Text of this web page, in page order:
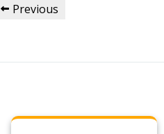
Previous
Previous